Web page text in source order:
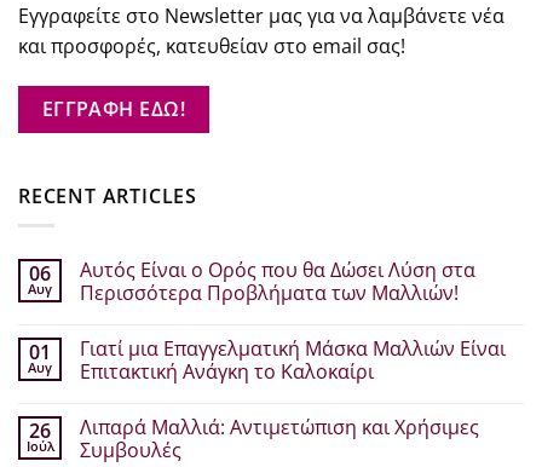
Εγγραφείτε στο Newsletter μας για να λαμβάνετε νέα
και προσφορές, κατευθείαν στο email σας!
ΕΓΓΡΑΦΗ ΕΔΩ!
RECENT ARTICLES
06
Αυγ
Αυτός Είναι ο Ορός που θα Δώσει Λύση στα
Περισσότερα Προβλήματα των Μαλλιών!
σχόλια
στο
Αυτός
Ορός
που
θα
01
Αυγ
Γιατί μια Επαγγελματική Μάσκα Μαλλιών Είναι
Επιτακτική Ανάγκη το Καλοκαίρι
σχόλια
στο
Γιατί
26
Ιούλ
Λιπαρά Μαλλιά: Αντιμετώπιση και Χρήσιμες
Συμβουλές